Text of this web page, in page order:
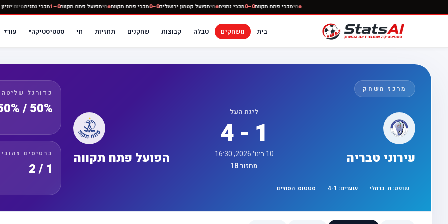
חימכבי פתח תקווה0–0 מכבי נתניה חיהפועל קטמון ירושלים0–0 מכבי פתח תקווה חיהפועל פתח תקווה0–1 מכבי נתניה
בית משחקים טבלה קבוצות שחקנים תחזיות חי סטטיסטיקה▾ עוד▾
מרכז משחק
עירוני טבריה
ליגת העל
4 - 1
10 בינו׳ 2026, 16:30
מחזור 18
הפועל פתח תקווה
שופט: ת. כרמלי שערים: 4-1 סטטוס: הסתיים
כדורגל שליטה
50% / 50%
כרטיסים
1 / 2